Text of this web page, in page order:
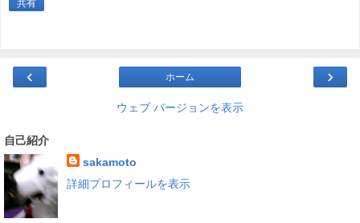
共有
‹ ›
ホーム
ウェブ バージョンを表示
自己紹介
sakamoto
詳細プロフィールを表示